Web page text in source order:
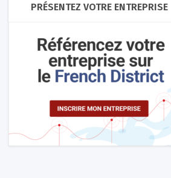
PRÉSENTEZ VOTRE ENTREPRISE